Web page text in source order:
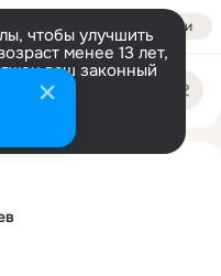
Войти
чтобы улучшить
менее 13 лет,
ваш законный